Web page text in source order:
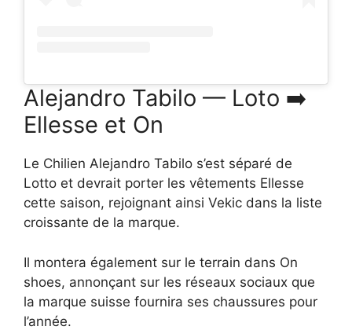
Alejandro Tabilo — Loto ➡️
Ellesse et On
Le Chilien Alejandro Tabilo s’est séparé de
Lotto et devrait porter les vêtements Ellesse
cette saison, rejoignant ainsi Vekic dans la liste
croissante de la marque.
Il montera également sur le terrain dans On
shoes, annonçant sur les réseaux sociaux que
la marque suisse fournira ses chaussures pour
l’année.